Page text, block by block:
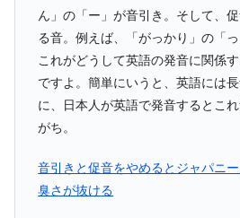
ん」の「ー」が音引き。そして、
る音。例えば、「がっかり」の「っ
これがどうして英語の発音に関係
ですよ。簡単にいうと、英語には
に、日本人が英語で発音するとこ
がち。
音引きと促音をやめるとジャパニ
臭さが抜ける